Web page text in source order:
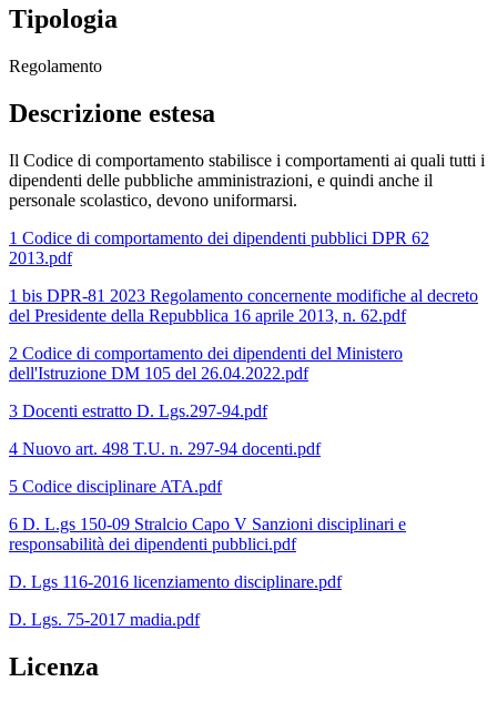
Tipologia
Regolamento
Descrizione estesa
Il Codice di comportamento stabilisce i comportamenti ai quali tutti i
dipendenti delle pubbliche amministrazioni, e quindi anche il
personale scolastico, devono uniformarsi.
1 Codice di comportamento dei dipendenti pubblici DPR 62
2013.pdf
1 bis DPR-81 2023 Regolamento concernente modifiche al decreto
del Presidente della Repubblica 16 aprile 2013, n. 62.pdf
2 Codice di comportamento dei dipendenti del Ministero
dell'Istruzione DM 105 del 26.04.2022.pdf
3 Docenti estratto D. Lgs.297-94.pdf
4 Nuovo art. 498 T.U. n. 297-94 docenti.pdf
5 Codice disciplinare ATA.pdf
6 D. L.gs 150-09 Stralcio Capo V Sanzioni disciplinari e
responsabilità dei dipendenti pubblici.pdf
D. Lgs 116-2016 licenziamento disciplinare.pdf
D. Lgs. 75-2017 madia.pdf
Licenza